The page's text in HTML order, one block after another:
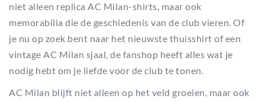
niet alleen replica AC Milan-shirts, maar ook
memorabilia die de geschiedenis van de club vieren. Of
je nu op zoek bent naar het nieuwste thuisshirt of een
vintage AC Milan sjaal, de fanshop heeft alles wat je
nodig hebt om je liefde voor de club te tonen.
AC Milan blijft niet alleen op het veld groeien, maar ook